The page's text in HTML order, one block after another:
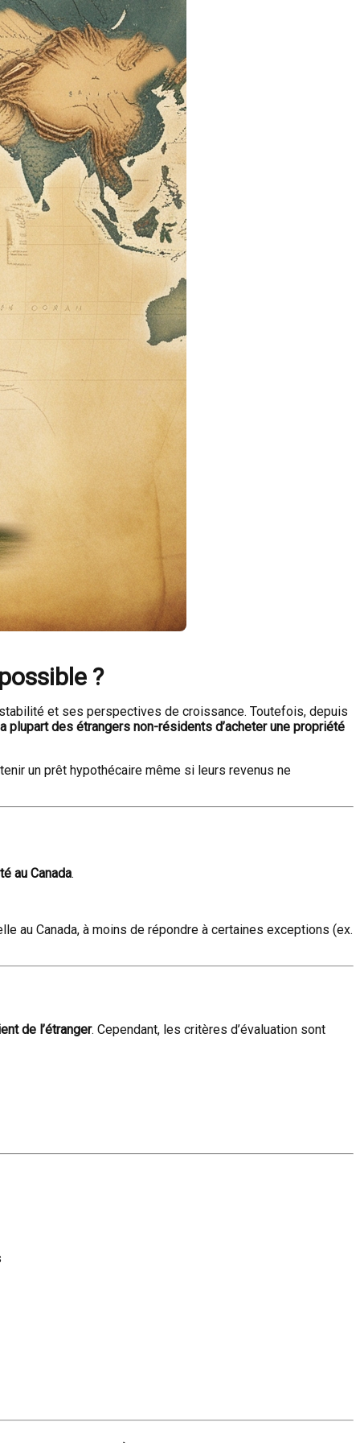
?
et ses perspectives de croissance. Toutefois, depuis
plupart des étrangers non-résidents d’acheter une propriété
un prêt hypothécaire même si leurs revenus ne
au Canada.
au Canada, à moins de répondre à certaines exceptions (ex.
de l’étranger. Cependant, les critères d’évaluation sont